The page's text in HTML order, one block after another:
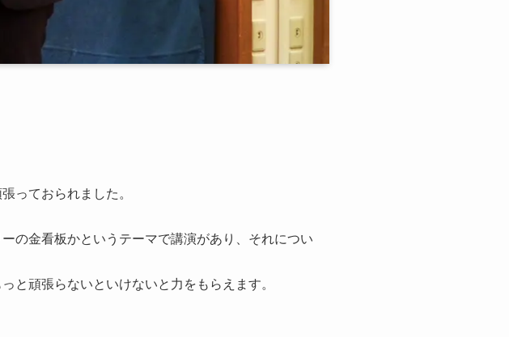
っておられました。
の金看板かというテーマで講演があり、それについ
と頑張らないといけないと力をもらえます。